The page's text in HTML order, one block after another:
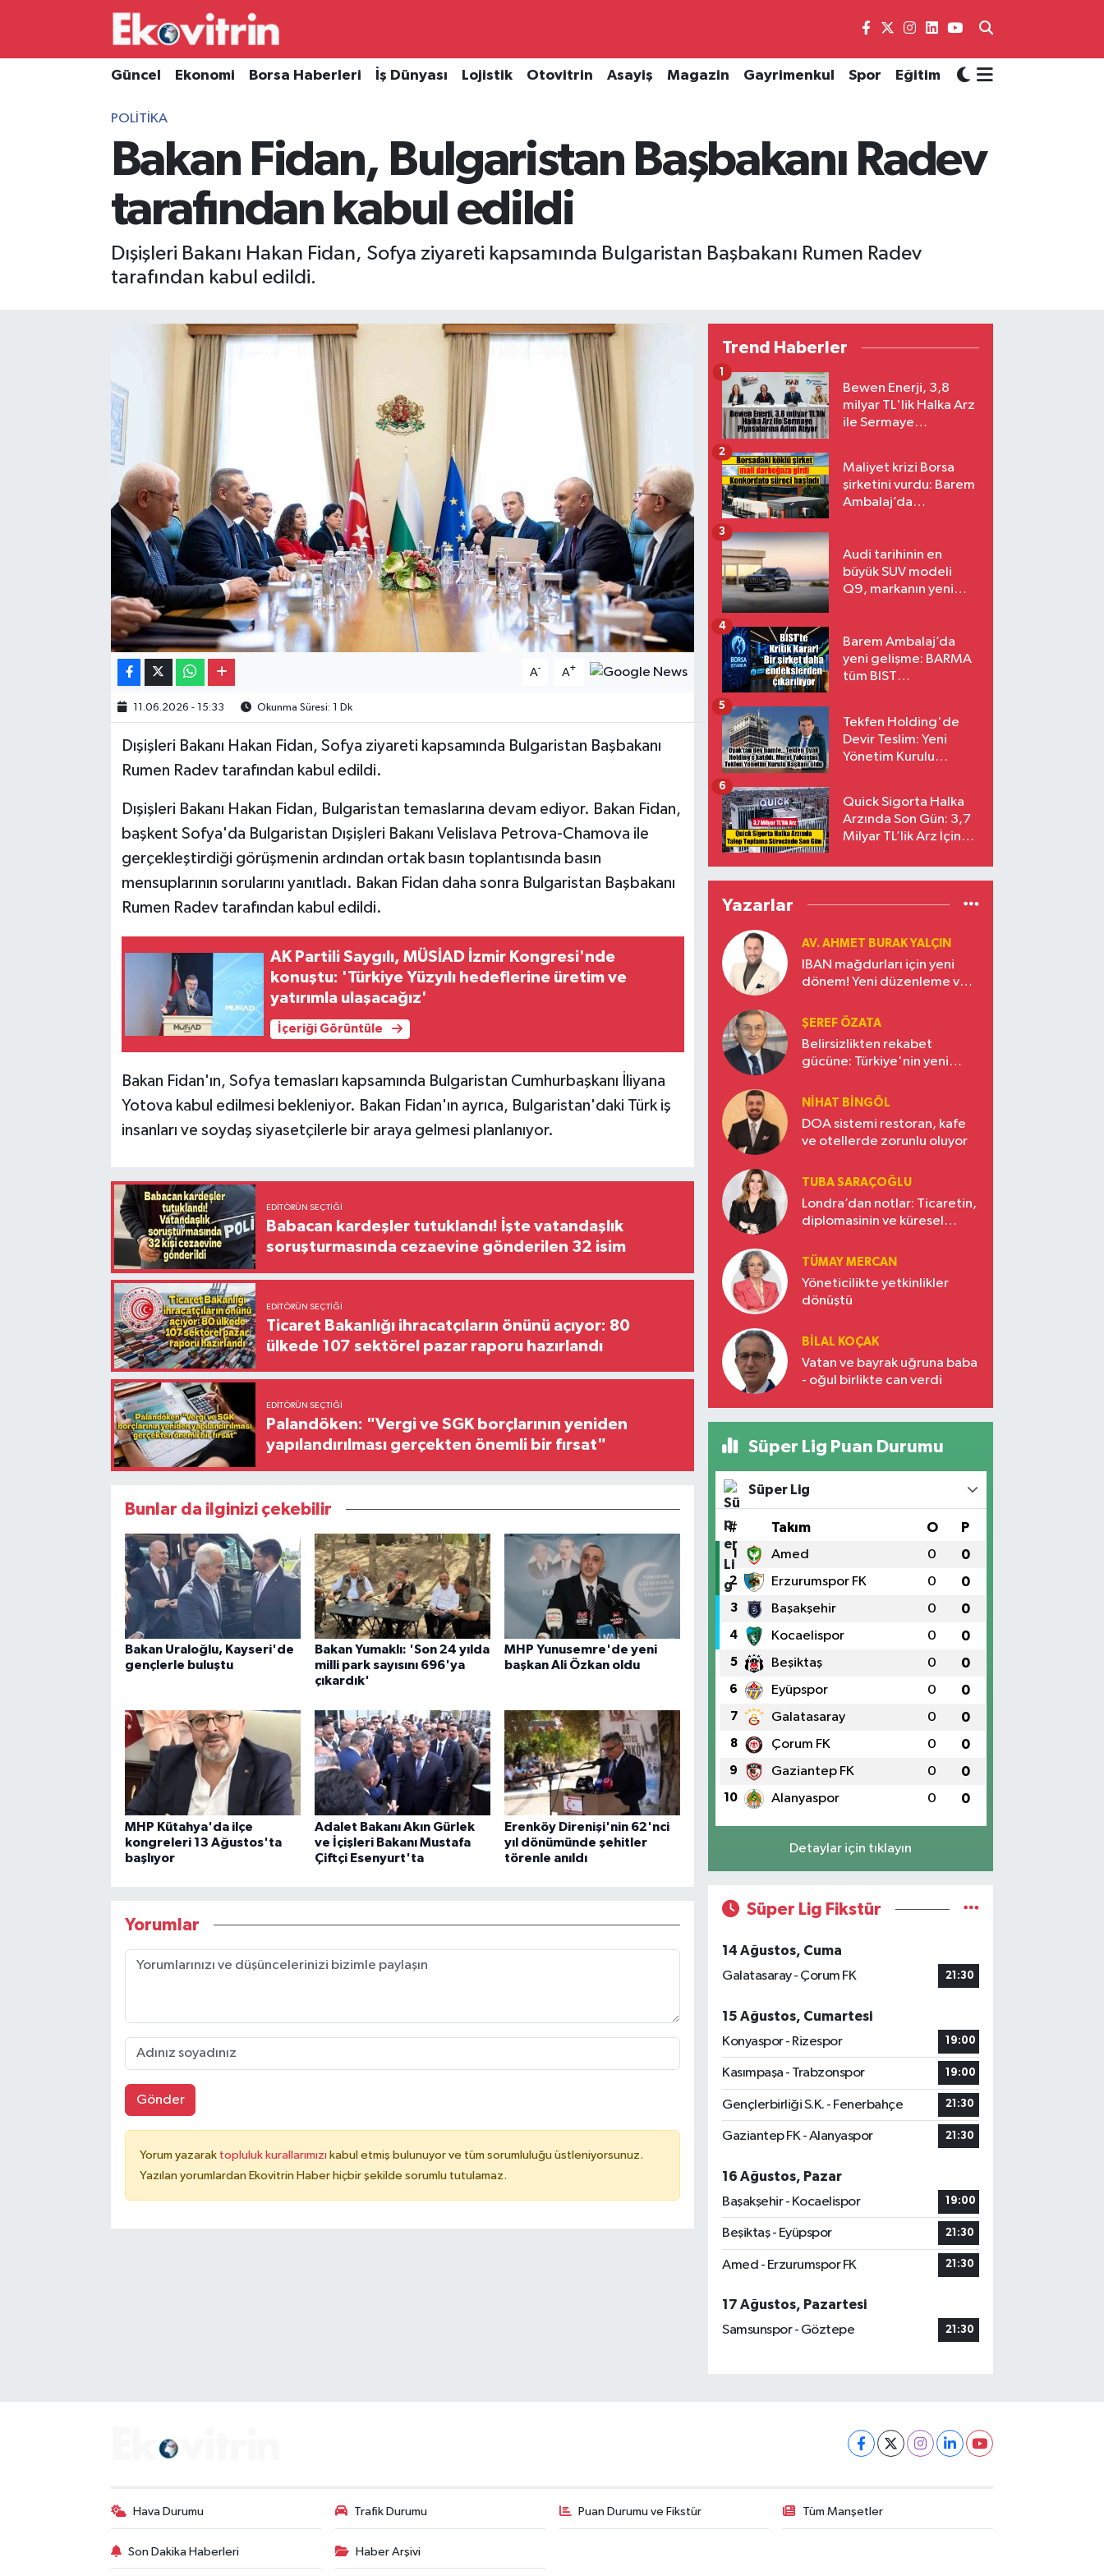
Güncel Ekonomi Borsa Haberleri İş Dünyası Lojistik Otovitrin Asayiş Magazin Gayrimenkul Spor Eğitim
POLITIKA
Bakan Fidan, Bulgaristan Başbakanı Radev
tarafından kabul edildi
Dışişleri Bakanı Hakan Fidan, Sofya ziyareti kapsamında Bulgaristan Başbakanı Rumen Radev
tarafından kabul edildi.
A- A+
11.06.2026 - 15:33 Okunma Süresi: 1 Dk
Dışişleri Bakanı Hakan Fidan, Sofya ziyareti kapsamında Bulgaristan Başbakanı
Rumen Radev tarafından kabul edildi.
Dışişleri Bakanı Hakan Fidan, Bulgaristan temaslarına devam ediyor. Bakan Fidan,
başkent Sofya'da Bulgaristan Dışişleri Bakanı Velislava Petrova-Chamova ile
gerçekleştirdiği görüşmenin ardından ortak basın toplantısında basın
mensuplarının sorularını yanıtladı. Bakan Fidan daha sonra Bulgaristan Başbakanı
Rumen Radev tarafından kabul edildi.
AK Partili Saygılı, MÜSİAD İzmir Kongresi'nde
konuştu: 'Türkiye Yüzyılı hedeflerine üretim ve
yatırımla ulaşacağız'
İçeriği Görüntüle
Bakan Fidan'ın, Sofya temasları kapsamında Bulgaristan Cumhurbaşkanı İliyana
Yotova kabul edilmesi bekleniyor. Bakan Fidan'ın ayrıca, Bulgaristan'daki Türk iş
insanları ve soydaş siyasetçilerle bir araya gelmesi planlanıyor.
EDITÖRÜN SEÇTIĞI
Babacan kardeşler tutuklandı! İşte vatandaşlık
soruşturmasında cezaevine gönderilen 32 isim
EDITÖRÜN SEÇTIĞI
Ticaret Bakanlığı ihracatçıların önünü açıyor: 80
ülkede 107 sektörel pazar raporu hazırlandı
EDITÖRÜN SEÇTIĞI
Palandöken: "Vergi ve SGK borçlarının yeniden
yapılandırılması gerçekten önemli bir fırsat"
Bunlar da ilginizi çekebilir
Bakan Uraloğlu, Kayseri'de
gençlerle buluştu
Bakan Yumaklı: 'Son 24 yılda
milli park sayısını 696'ya
çıkardık'
MHP Yunusemre'de yeni
başkan Ali Özkan oldu
MHP Kütahya'da ilçe
kongreleri 13 Ağustos'ta
başlıyor
Adalet Bakanı Akın Gürlek
ve İçişleri Bakanı Mustafa
Çiftçi Esenyurt'ta
Erenköy Direnişi'nin 62'nci
yıl dönümünde şehitler
törenle anıldı
Yorumlar
Gönder
Yorum yazarak topluluk kurallarımızı kabul etmiş bulunuyor ve tüm sorumluluğu üstleniyorsunuz.
Yazılan yorumlardan Ekovitrin Haber hiçbir şekilde sorumlu tutulamaz.
Trend Haberler
Bewen Enerji, 3,8
milyar TL'lik Halka Arz
ile Sermaye
1
Maliyet krizi Borsa
şirketini vurdu: Barem
Ambalaj’da
2
Audi tarihinin en
büyük SUV modeli
Q9, markanın yeni
3
Barem Ambalaj’da
yeni gelişme: BARMA
tüm BIST
4
Tekfen Holding'de
Devir Teslim: Yeni
Yönetim Kurulu
5
Quick Sigorta Halka
Arzında Son Gün: 3,7
Milyar TL’lik Arz İçin
Eriyor
6
Yazarlar
AV. AHMET BURAK YALÇIN
IBAN mağdurları için yeni
dönem! Yeni düzenleme ve
ŞEREF ÖZATA
Belirsizlikten rekabet
gücüne: Türkiye'nin yeni
NIHAT BINGÖL
DOA sistemi restoran, kafe
ve otellerde zorunlu oluyor
TUBA SARAÇOĞLU
Londra’dan notlar: Ticaretin,
diplomasinin ve küresel
Türkiye’nin yükselen gücü
TÜMAY MERCAN
Yöneticilikte yetkinlikler
dönüştü
BILAL KOÇAK
Vatan ve bayrak uğruna baba
- oğul birlikte can verdi
Süper Lig Puan Durumu
Süper Lig
# Takım O P
1 Amed 0 0
2 Erzurumspor FK 0 0
3 Başakşehir 0 0
4 Kocaelispor 0 0
5 Beşiktaş 0 0
6 Eyüpspor 0 0
7 Galatasaray 0 0
8 Çorum FK 0 0
9 Gaziantep FK 0 0
10 Alanyaspor 0 0
Detaylar için tıklayın
Süper Lig Fikstür
14 Ağustos, Cuma
Galatasaray - Çorum FK
21:30
15 Ağustos, Cumartesi
Konyaspor - Rizespor
19:00
Kasımpaşa - Trabzonspor 19:00
Gençlerbirliği S.K. - Fenerbahçe 21:30
Gaziantep FK - Alanyaspor 21:30
16 Ağustos, Pazar
Başakşehir - Kocaelispor
19:00
Beşiktaş - Eyüpspor 21:30
Amed - Erzurumspor FK 21:30
17 Ağustos, Pazartesi
Samsunspor - Göztepe
21:30
Hava Durumu Trafik Durumu Puan Durumu ve Fikstür Tüm Manşetler
Son Dakika Haberleri Haber Arşivi
Güncel
Borsa Haberleri
Gayrimenkul
Hava Durumu
Süper Lig Puan Durumu ve Fikstür
Son Dakika Haberleri
Haber Arşivi